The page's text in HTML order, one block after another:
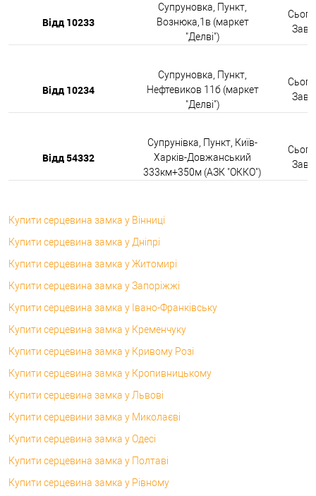
Відд 10233
Супруновка, Пункт,
Вознюка,1в (маркет
"Делві")
Відд 10234
Супруновка, Пункт,
Нефтевиков 11б (маркет
"Делві")
Відд 54332
Супрунівка, Пункт, Київ-
Харків-Довжанський
333км+350м (АЗК "ОККО")
Купити серцевина замка у Вінниці
Купити серцевина замка у Дніпрі
Купити серцевина замка у Житомирі
Купити серцевина замка у Запоріжжі
Купити серцевина замка у Івано-Франківську
Купити серцевина замка у Кременчуку
Купити серцевина замка у Кривому Розі
Купити серцевина замка у Кропивницькому
Купити серцевина замка у Львові
Купити серцевини замка у Миколаєві
Купити серцевина замка у Одесі
Купити серцевина замка у Полтаві
Купити серцевина замка у Рівному